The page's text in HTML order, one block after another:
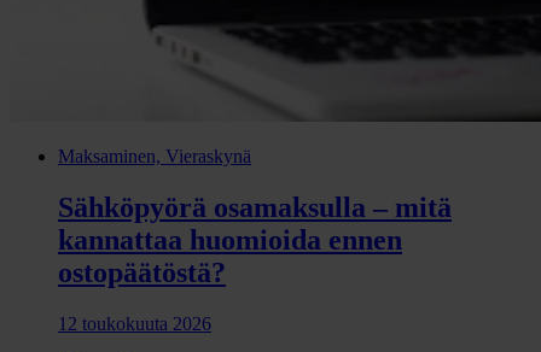
Maksaminen, Vieraskynä
Sähköpyörä osamaksulla – mitä
kannattaa huomioida ennen
ostopäätöstä?
12 toukokuuta 2026